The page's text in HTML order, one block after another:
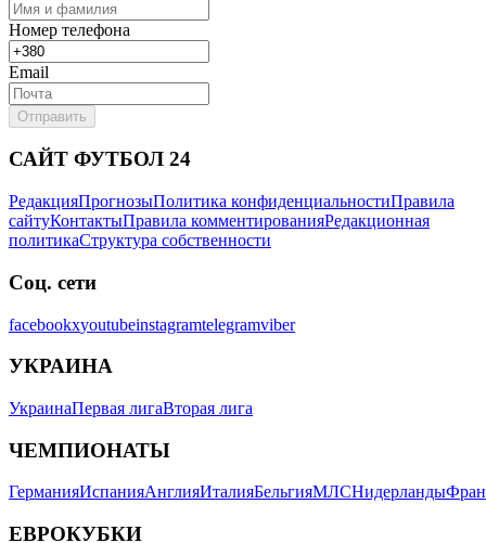
Номер телефона
Email
Отправить
САЙТ ФУТБОЛ 24
РедакцияПрогнозыПолитика конфиденциальностиПравила
сайтуКонтактыПравила комментированияРедакционная
политикаСтруктура собственности
Соц. сети
facebookxyoutubeinstagramtelegramviber
УКРАИНА
УкраинаПервая лигаВторая лига
ЧЕМПИОНАТЫ
ГерманияИспанияАнглияИталияБельгияМЛСНидерланды
ЕВРОКУБКИ